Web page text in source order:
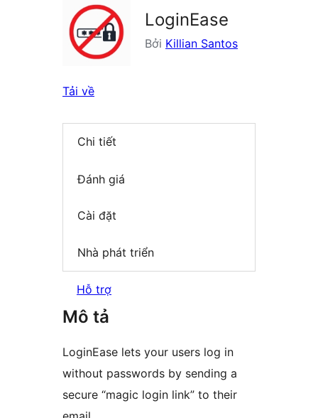
LoginEase
Bởi Killian Santos
Tải về
Chi tiết
Đánh giá
Cài đặt
Nhà phát triển
Hỗ trợ
Mô tả
LoginEase lets your users log in
without passwords by sending a
secure “magic login link” to their